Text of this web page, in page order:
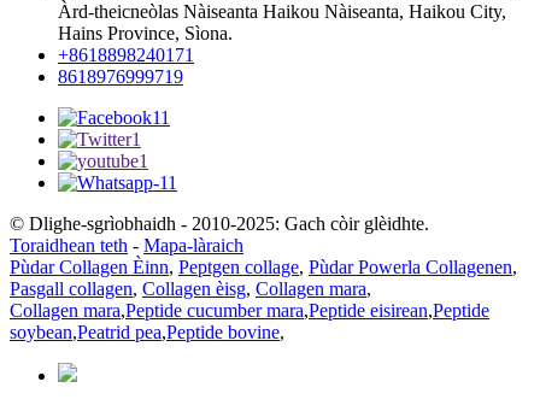
Àrd-theicneòlas Nàiseanta Haikou Nàiseanta, Haikou City,
Hains Province, Sìona.
+8618898240171
8618976999719
© Dlighe-sgrìobhaidh - 2010-2025: Gach còir glèidhte.
Toraidhean teth - Mapa-làraich
Pùdar Collagen Èinn, Peptgen collage, Pùdar Powerla Collagenen,
Pasgall collagen, Collagen èisg, Collagen mara,
Collagen mara,Peptide cucumber mara,Peptide eisirean,Peptide
soybean,Peatrid pea,Peptide bovine,